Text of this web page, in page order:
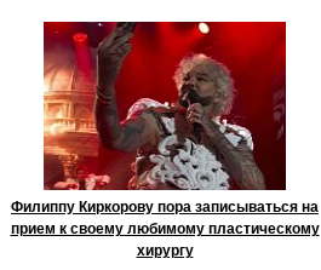
Филиппу Киркорову пора записываться на
прием к своему любимому пластическому
хирургу